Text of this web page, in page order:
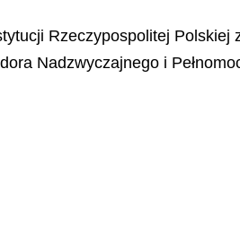
Rzeczypospolitej Polskiej
Nadzwyczajnego i Peł